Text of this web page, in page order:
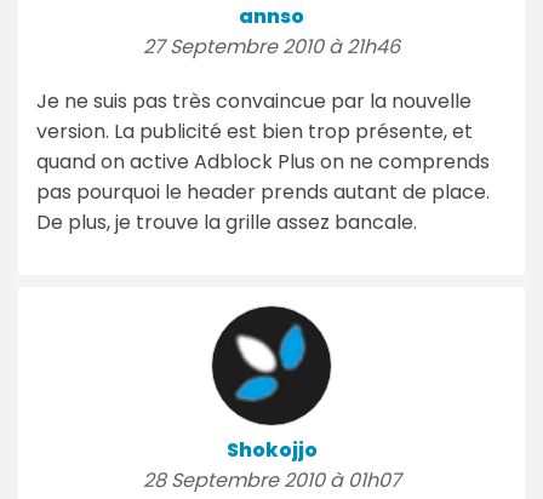
annso
27 Septembre 2010 à 21h46
Je ne suis pas très convaincue par la nouvelle
version. La publicité est bien trop présente, et
quand on active Adblock Plus on ne comprends
pas pourquoi le header prends autant de place.
De plus, je trouve la grille assez bancale.
Shokojjo
28 Septembre 2010 à 01h07